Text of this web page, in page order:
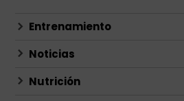
Entrenamiento
Noticias
Nutrición